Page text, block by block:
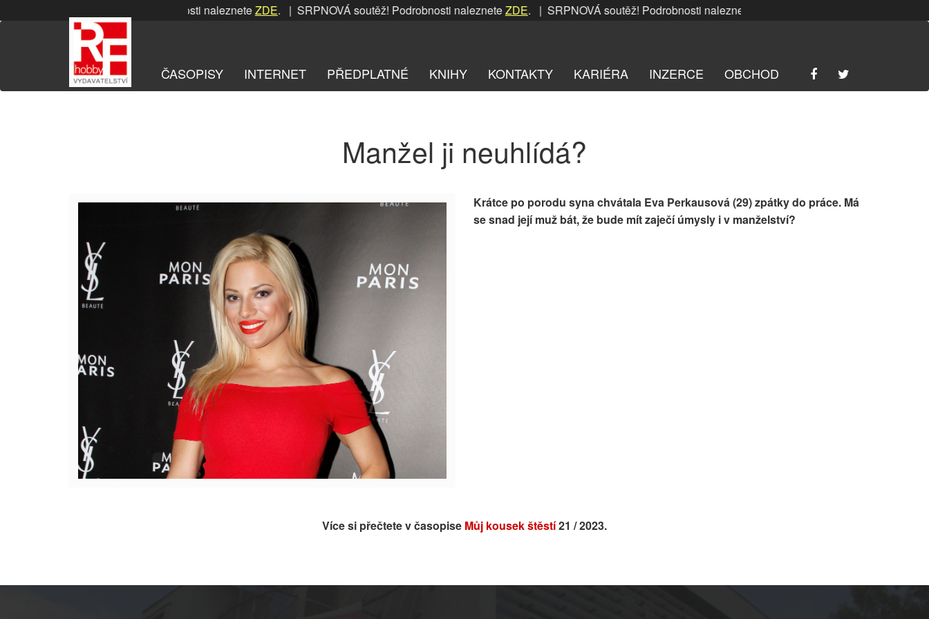
na
SRPNOVÁ soutěž! Podrobnosti nalezneteZDE. | SRPNOVÁ soutěž! Podrobnosti nalezneteZDE. | SRPNOVÁ soutěž! Podrobnosti nalezneteZDE
ČASOPISY INTERNET PŘEDPLATNÉ KNIHY KONTAKTY KARIÉRA INZERCE OBCHOD
Manžel ji neuhlídá?
Krátce po porodu syna chvátala Eva Perkausová (29) zpátky do práce. Má
se snad její muž bát, že bude mít zaječí úmysly i v manželství?
Více si přečtete v časopise Můj kousek štěstí21 / 2023.